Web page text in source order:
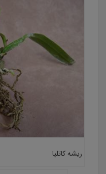
ریشه کاتلیا